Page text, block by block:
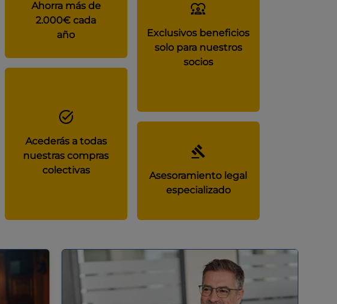
Ahorra más de
2.000€ cada
año
Exclusivos beneficios
solo para nuestros
socios
Acederás a todas
nuestras compras
colectivas
Asesoramiento legal
especializado